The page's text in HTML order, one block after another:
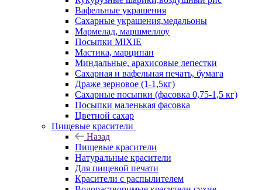
Вафельные украшения
Сахарные украшения,медальоны
Мармелад, маршмеллоу
Посыпки MIXIE
Мастика, марципан
Миндальные, арахисовые лепестки
Сахарная и вафельная печать, бумага
Драже зерновое (1-1,5кг)
Сахарные посыпки (фасовка 0,75-1,5 кг)
Посыпки маленькая фасовка
Цветной сахар
Пищевые красители
Назад
Пищевые красители
Натуральные красители
Для пищевой печати
Красители с распылителем